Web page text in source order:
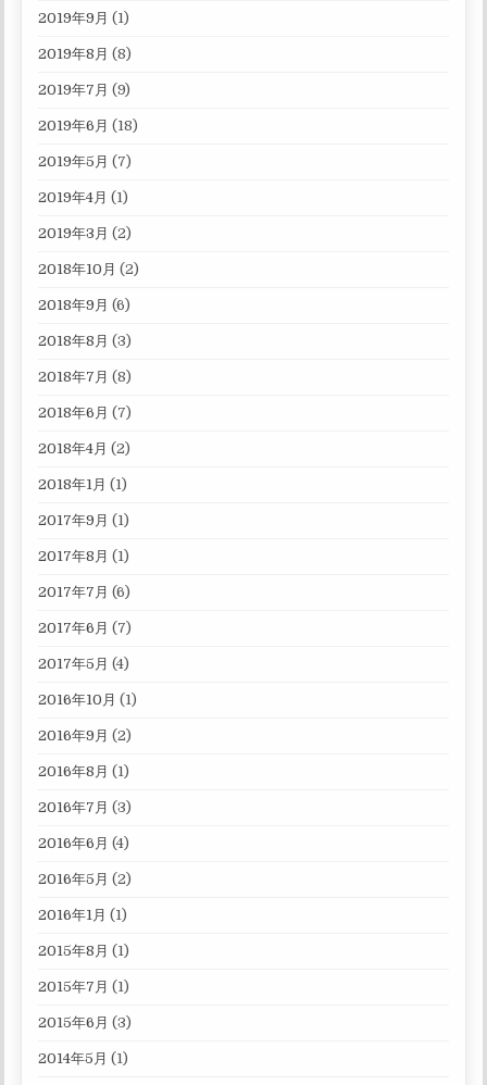
2019年9月 (1)
2019年8月 (8)
2019年7月 (9)
2019年6月 (18)
2019年5月 (7)
2019年4月 (1)
2019年3月 (2)
2018年10月 (2)
2018年9月 (6)
2018年8月 (3)
2018年7月 (8)
2018年6月 (7)
2018年4月 (2)
2018年1月 (1)
2017年9月 (1)
2017年8月 (1)
2017年7月 (6)
2017年6月 (7)
2017年5月 (4)
2016年10月 (1)
2016年9月 (2)
2016年8月 (1)
2016年7月 (3)
2016年6月 (4)
2016年5月 (2)
2016年1月 (1)
2015年8月 (1)
2015年7月 (1)
2015年6月 (3)
2014年5月 (1)